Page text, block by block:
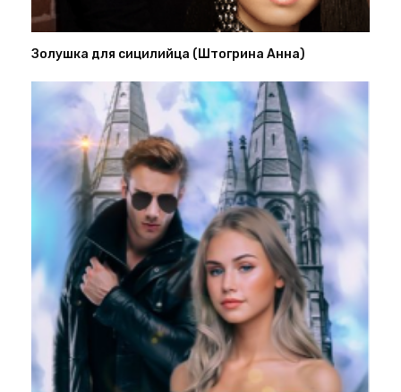
Золушка для сицилийца (Штогрина Анна)